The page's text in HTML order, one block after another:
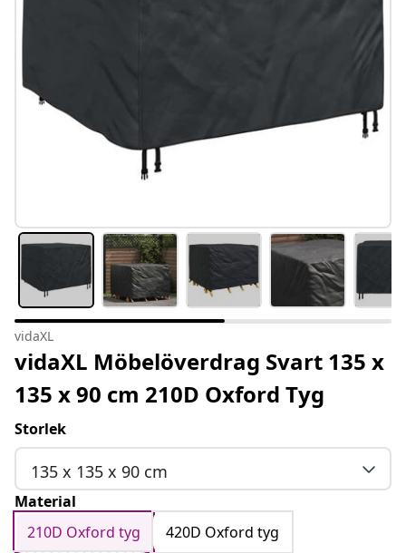
vidaXL
vidaXL Möbelöverdrag Svart 135 x
135 x 90 cm 210D Oxford Tyg
Storlek
135 x 135 x 90 cm
Material
210D Oxford tyg
420D Oxford tyg